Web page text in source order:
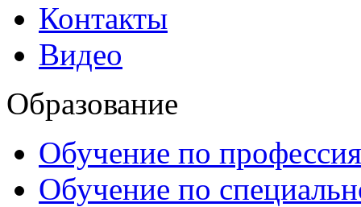
Контакты
Видео
Образование
Обучение по
Обучение по